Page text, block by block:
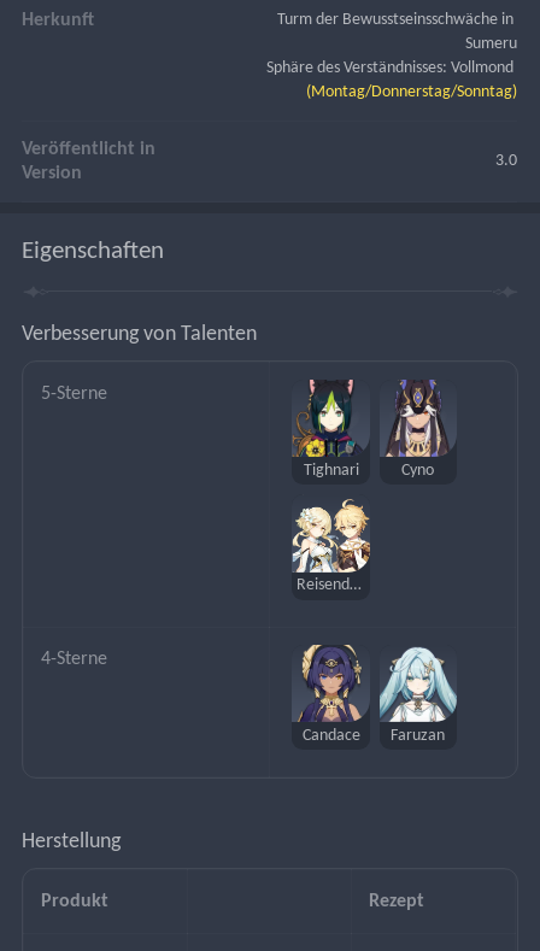
Herkunft
Turm der Bewusstseinsschwäche in
Sumeru
Sphäre des Verständnisses: Vollmond
(Montag/Donnerstag/Sonntag)
Veröffentlicht in
Version
3.0
Eigenschaften
Verbesserung von Talenten
5-Sterne
Tighnari Cyno
Reisender (Dendro)
4-Sterne
Candace Faruzan
Herstellung
Produkt Rezept